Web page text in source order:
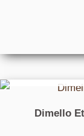
Dimello